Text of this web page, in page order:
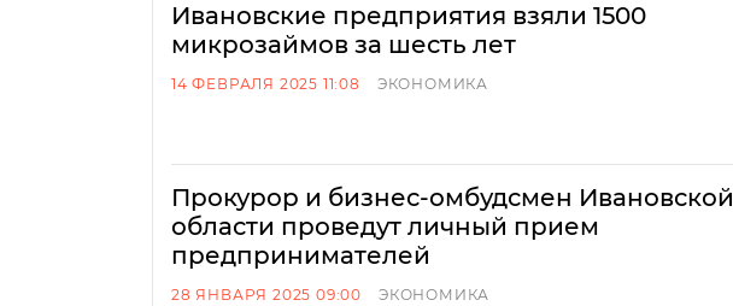
Ивановские предприятия взяли 1500
микрозаймов за шесть лет
14 ФЕВРАЛЯ 2025 11:08 ЭКОНОМИКА
Прокурор и бизнес-омбудсмен Ивановской
области проведут личный прием
предпринимателей
28 ЯНВАРЯ 2025 09:00 ЭКОНОМИКА